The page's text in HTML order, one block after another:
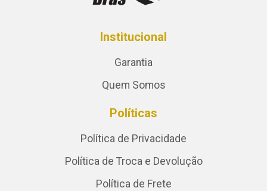
Institucional
Garantia
Quem Somos
Políticas
Política de Privacidade
Política de Troca e Devolução
Política de Frete